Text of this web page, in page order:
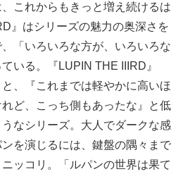
、これからもきっと増え続けるは
』はシリーズの魅力の奥深さを
「いろいろな方が、いろいろな
いる。『LUPIN THE IIIRD』
、『これまでは軽やかに高いほ
ど、こっち側もあったな』と低
なシリーズ。大人でダークな感
を演じるには、鍵盤の隅々まで
ッコリ。「ルパンの世界は果て